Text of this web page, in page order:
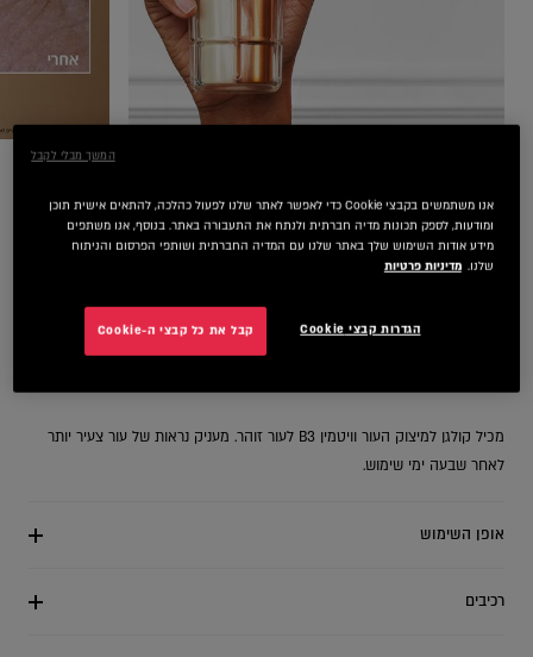
פרטי המוצר
מכיל קולגן למיצוק העור וויטמין B3 לעור זוהר. מעניק נראות של עור צעיר יותר
לאחר שבעה ימי שימוש.
אופן השימוש
רכיבים
אנו משתמשים בקבצי Cookie כדי לאפשר לאתר שלנו לפעול כהלכה, להתאים אישית תוכן
ומודעות, לספק תכונות מדיה חברתית ולנתח את התעבורה באתר. בנוסף, אנו משתפים
מידע אודות השימוש שלך באתר שלנו עם המדיה החברתית ושותפי הפרסום והניתוח
שלנו. מדיניות פרטיות
הגדרות קבצי Cookie קבל את כל קבצי ה-Cookie
המשך מבלי לקבל